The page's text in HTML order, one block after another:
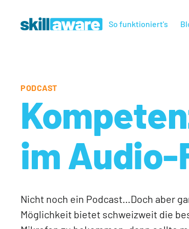
So funktioniert's
PODCAST
im Audio-
Nicht noch ein Podcast…Doch aber
Möglichkeit bietet schweizweit die